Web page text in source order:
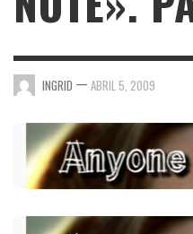
INGRID — ABRIL 5, 2009